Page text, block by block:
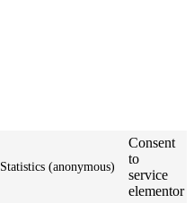
Statistics (anonymous)
Consent
to
service
elementor